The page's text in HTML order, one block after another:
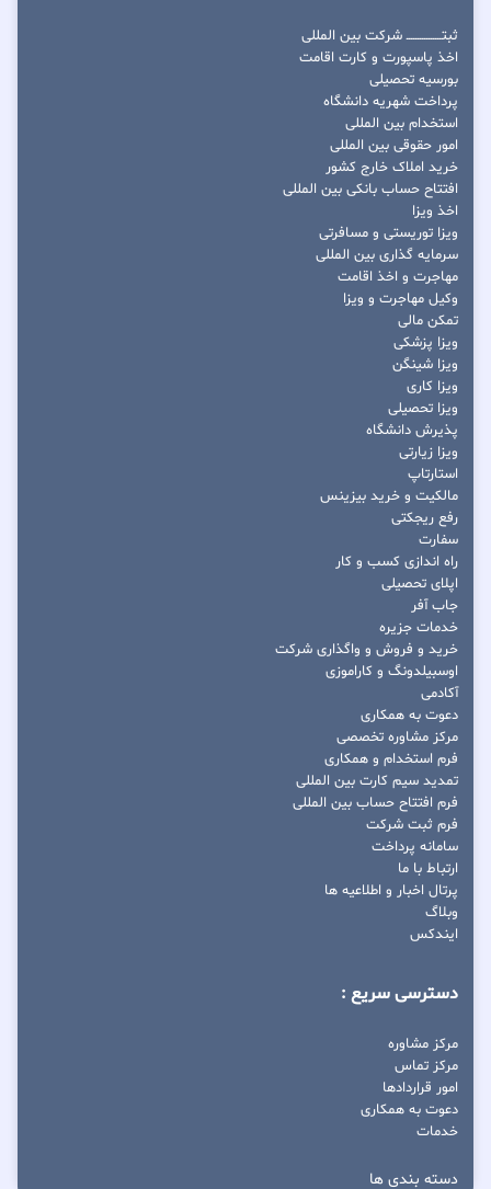
ثبتــــــــــــــــ شرکت بین المللی
اخذ پاسپورت و کارت اقامت
بورسیه تحصیلی
پرداخت شهریه دانشگاه
استخدام بین المللی
امور حقوقی بین المللی
خرید املاک خارج کشور
افتتاح حساب بانکی بین المللی
اخذ ویزا
ویزا توریستی و مسافرتی
سرمایه گذاری بین المللی
مهاجرت و اخذ اقامت
وکیل مهاجرت و ویزا
تمکن مالی
ویزا پزشکی
ویزا شینگن
ویزا کاری
ویزا تحصیلی
پذیرش دانشگاه
ویزا زیارتی
استارتاپ
مالکیت و خرید بیزینس
رفع ریجکتی
سفارت
راه اندازی کسب و کار
اپلای تحصیلی
جاب آفر
خدمات جزیره
خرید و فروش و واگذاری شرکت
اوسبیلدونگ و کاراموزی
آکادمی
دعوت به همکاری
مرکز مشاوره تخصصی
فرم استخدام و همکاری
تمدید سیم کارت بین المللی
فرم افتتاح حساب بین المللی
فرم ثبت شرکت
سامانه پرداخت
ارتباط با ما
پرتال اخبار و اطلاعیه ها
وبلاگ
ایندکس
دسترسی سریع :
مرکز مشاوره
مرکز تماس
امور قراردادها
دعوت به همکاری
خدمات
دسته بندی ها